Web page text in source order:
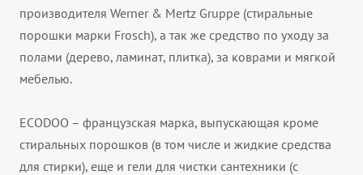
производителя Werner & Mertz Gruppe (стиральные
порошки марки Frosch), а так же средство по уходу за
полами (дерево, ламинат, плитка), за коврами и мягкой
мебелью.
ECODOO – французская марка, выпускающая кроме
стиральных порошков (в том числе и жидкие средства
для стирки), еще и гели для чистки сантехники (с